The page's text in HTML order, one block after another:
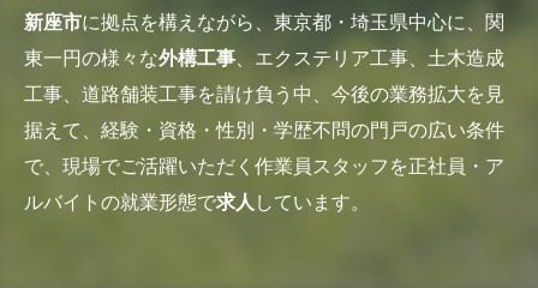
新座市に拠点を構えながら、東京都・埼玉県中心に、関
東一円の様々な外構工事、エクステリア工事、土木造成
工事、道路舗装工事を請け負う中、今後の業務拡大を見
据えて、経験・資格・性別・学歴不問の門戸の広い条件
で、現場でご活躍いただく作業員スタッフを正社員・ア
ルバイトの就業形態で求人しています。